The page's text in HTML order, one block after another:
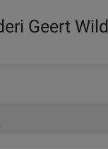
Geert